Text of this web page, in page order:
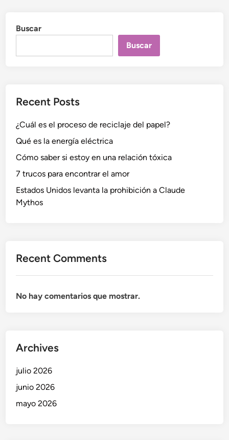
Buscar
Buscar
Recent Posts
¿Cuál es el proceso de reciclaje del papel?
Qué es la energía eléctrica
Cómo saber si estoy en una relación tóxica
7 trucos para encontrar el amor
Estados Unidos levanta la prohibición a Claude
Mythos
Recent Comments
No hay comentarios que mostrar.
Archives
julio 2026
junio 2026
mayo 2026